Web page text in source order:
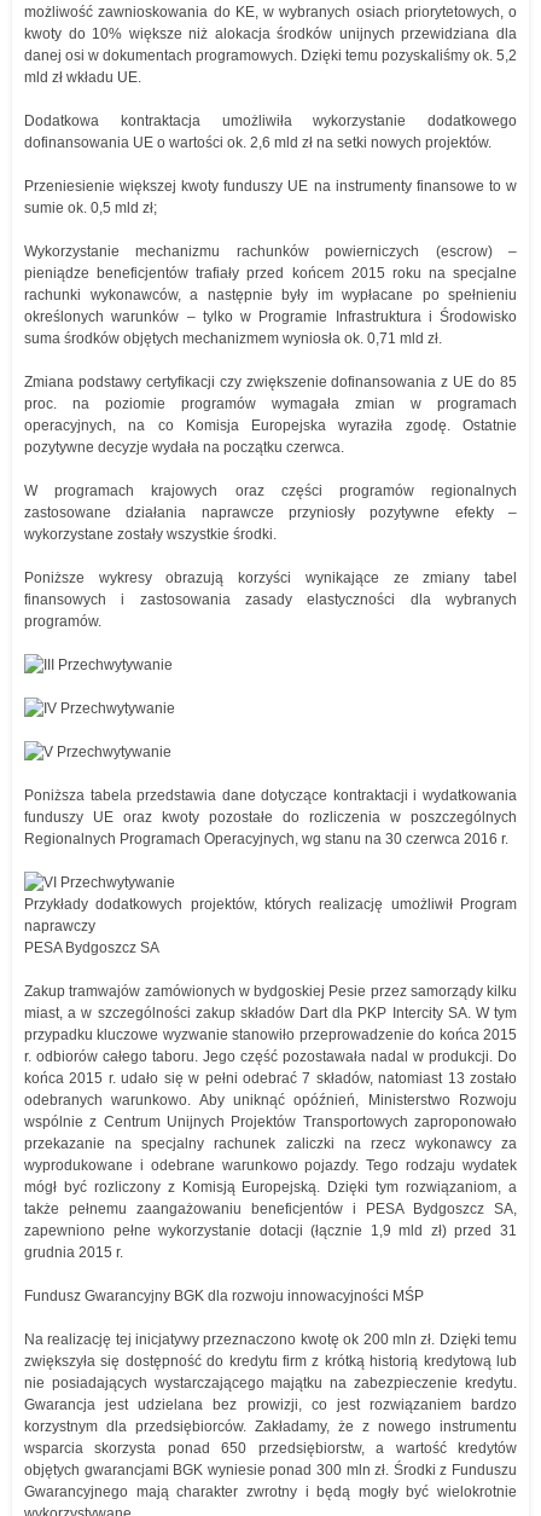
możliwość zawnioskowania do KE, w wybranych osiach priorytetowych, o
kwoty do 10% większe niż alokacja środków unijnych przewidziana dla
danej osi w dokumentach programowych. Dzięki temu pozyskaliśmy ok. 5,2
mld zł wkładu UE.
Dodatkowa kontraktacja umożliwiła wykorzystanie dodatkowego
dofinansowania UE o wartości ok. 2,6 mld zł na setki nowych projektów.
Przeniesienie większej kwoty funduszy UE na instrumenty finansowe to w
sumie ok. 0,5 mld zł;
Wykorzystanie mechanizmu rachunków powierniczych (escrow) –
pieniądze beneficjentów trafiały przed końcem 2015 roku na specjalne
rachunki wykonawców, a następnie były im wypłacane po spełnieniu
określonych warunków – tylko w Programie Infrastruktura i Środowisko
suma środków objętych mechanizmem wyniosła ok. 0,71 mld zł.
Zmiana podstawy certyfikacji czy zwiększenie dofinansowania z UE do 85
proc. na poziomie programów wymagała zmian w programach
operacyjnych, na co Komisja Europejska wyraziła zgodę. Ostatnie
pozytywne decyzje wydała na początku czerwca.
W programach krajowych oraz części programów regionalnych
zastosowane działania naprawcze przyniosły pozytywne efekty –
wykorzystane zostały wszystkie środki.
Poniższe wykresy obrazują korzyści wynikające ze zmiany tabel
finansowych i zastosowania zasady elastyczności dla wybranych
programów.
Poniższa tabela przedstawia dane dotyczące kontraktacji i wydatkowania
funduszy UE oraz kwoty pozostałe do rozliczenia w poszczególnych
Regionalnych Programach Operacyjnych, wg stanu na 30 czerwca 2016 r.
Przykłady dodatkowych projektów, których realizację umożliwił Program
naprawczy
PESA Bydgoszcz SA
Zakup tramwajów zamówionych w bydgoskiej Pesie przez samorządy kilku
miast, a w szczególności zakup składów Dart dla PKP Intercity SA. W tym
przypadku kluczowe wyzwanie stanowiło przeprowadzenie do końca 2015
r. odbiorów całego taboru. Jego część pozostawała nadal w produkcji. Do
końca 2015 r. udało się w pełni odebrać 7 składów, natomiast 13 zostało
odebranych warunkowo. Aby uniknąć opóźnień, Ministerstwo Rozwoju
wspólnie z Centrum Unijnych Projektów Transportowych zaproponowało
przekazanie na specjalny rachunek zaliczki na rzecz wykonawcy za
wyprodukowane i odebrane warunkowo pojazdy. Tego rodzaju wydatek
mógł być rozliczony z Komisją Europejską. Dzięki tym rozwiązaniom, a
także pełnemu zaangażowaniu beneficjentów i PESA Bydgoszcz SA,
zapewniono pełne wykorzystanie dotacji (łącznie 1,9 mld zł) przed 31
grudnia 2015 r.
Fundusz Gwarancyjny BGK dla rozwoju innowacyjności MŚP
Na realizację tej inicjatywy przeznaczono kwotę ok 200 mln zł. Dzięki temu
zwiększyła się dostępność do kredytu firm z krótką historią kredytową lub
nie posiadających wystarczającego majątku na zabezpieczenie kredytu.
Gwarancja jest udzielana bez prowizji, co jest rozwiązaniem bardzo
korzystnym dla przedsiębiorców. Zakładamy, że z nowego instrumentu
wsparcia skorzysta ponad 650 przedsiębiorstw, a wartość kredytów
objętych gwarancjami BGK wyniesie ponad 300 mln zł. Środki z Funduszu
Gwarancyjnego mają charakter zwrotny i będą mogły być wielokrotnie